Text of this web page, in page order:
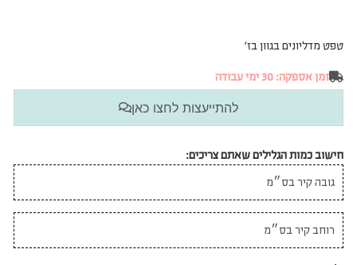
טפט מדליונים בגוון בז׳
זמן אספקה: 30 ימי עבודה
להתייעצות לחצו כאן
חישוב כמות הגלילים שאתם צריכים: